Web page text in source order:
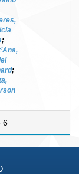
;
;
6